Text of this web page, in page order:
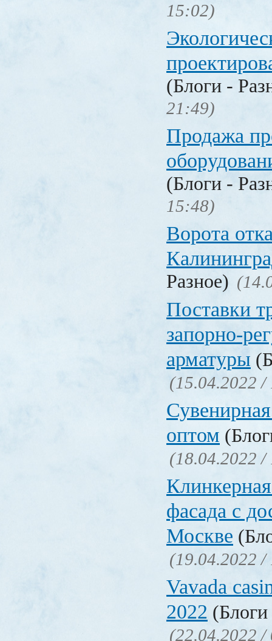
15:02)
(Блоги -
21:49)
Продажа
(Блоги -
15:48)
Ворота
Разное)
Поставки
запорно-
арматуры
(15.04.2022 /
оптом
(18.04.2022 /
фасада с
Москве
(19.04.2022 /
Vavada
2022
(22.04.2022 /